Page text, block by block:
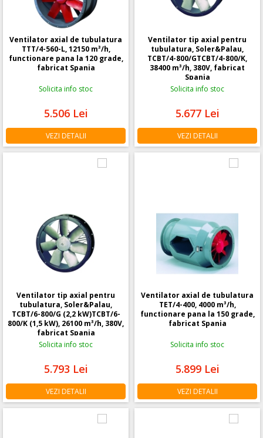
Ventilator axial de tubulatura
TTT/4-560-L, 12150 m³/h,
functionare pana la 120 grade,
fabricat Spania
Solicita info stoc
5.506 Lei
VEZI DETALII
Ventilator tip axial pentru
tubulatura, Soler&Palau,
TCBT/4-800/GTCBT/4-800/K,
38400 m³/h, 380V, fabricat
Spania
Solicita info stoc
5.677 Lei
VEZI DETALII
Ventilator tip axial pentru
tubulatura, Soler&Palau,
TCBT/6-800/G (2,2 kW)TCBT/6-
800/K (1,5 kW), 26100 m³/h, 380V,
fabricat Spania
Solicita info stoc
5.793 Lei
VEZI DETALII
Ventilator axial de tubulatura
TET/4-400, 4000 m³/h,
functionare pana la 150 grade,
fabricat Spania
Solicita info stoc
5.899 Lei
VEZI DETALII